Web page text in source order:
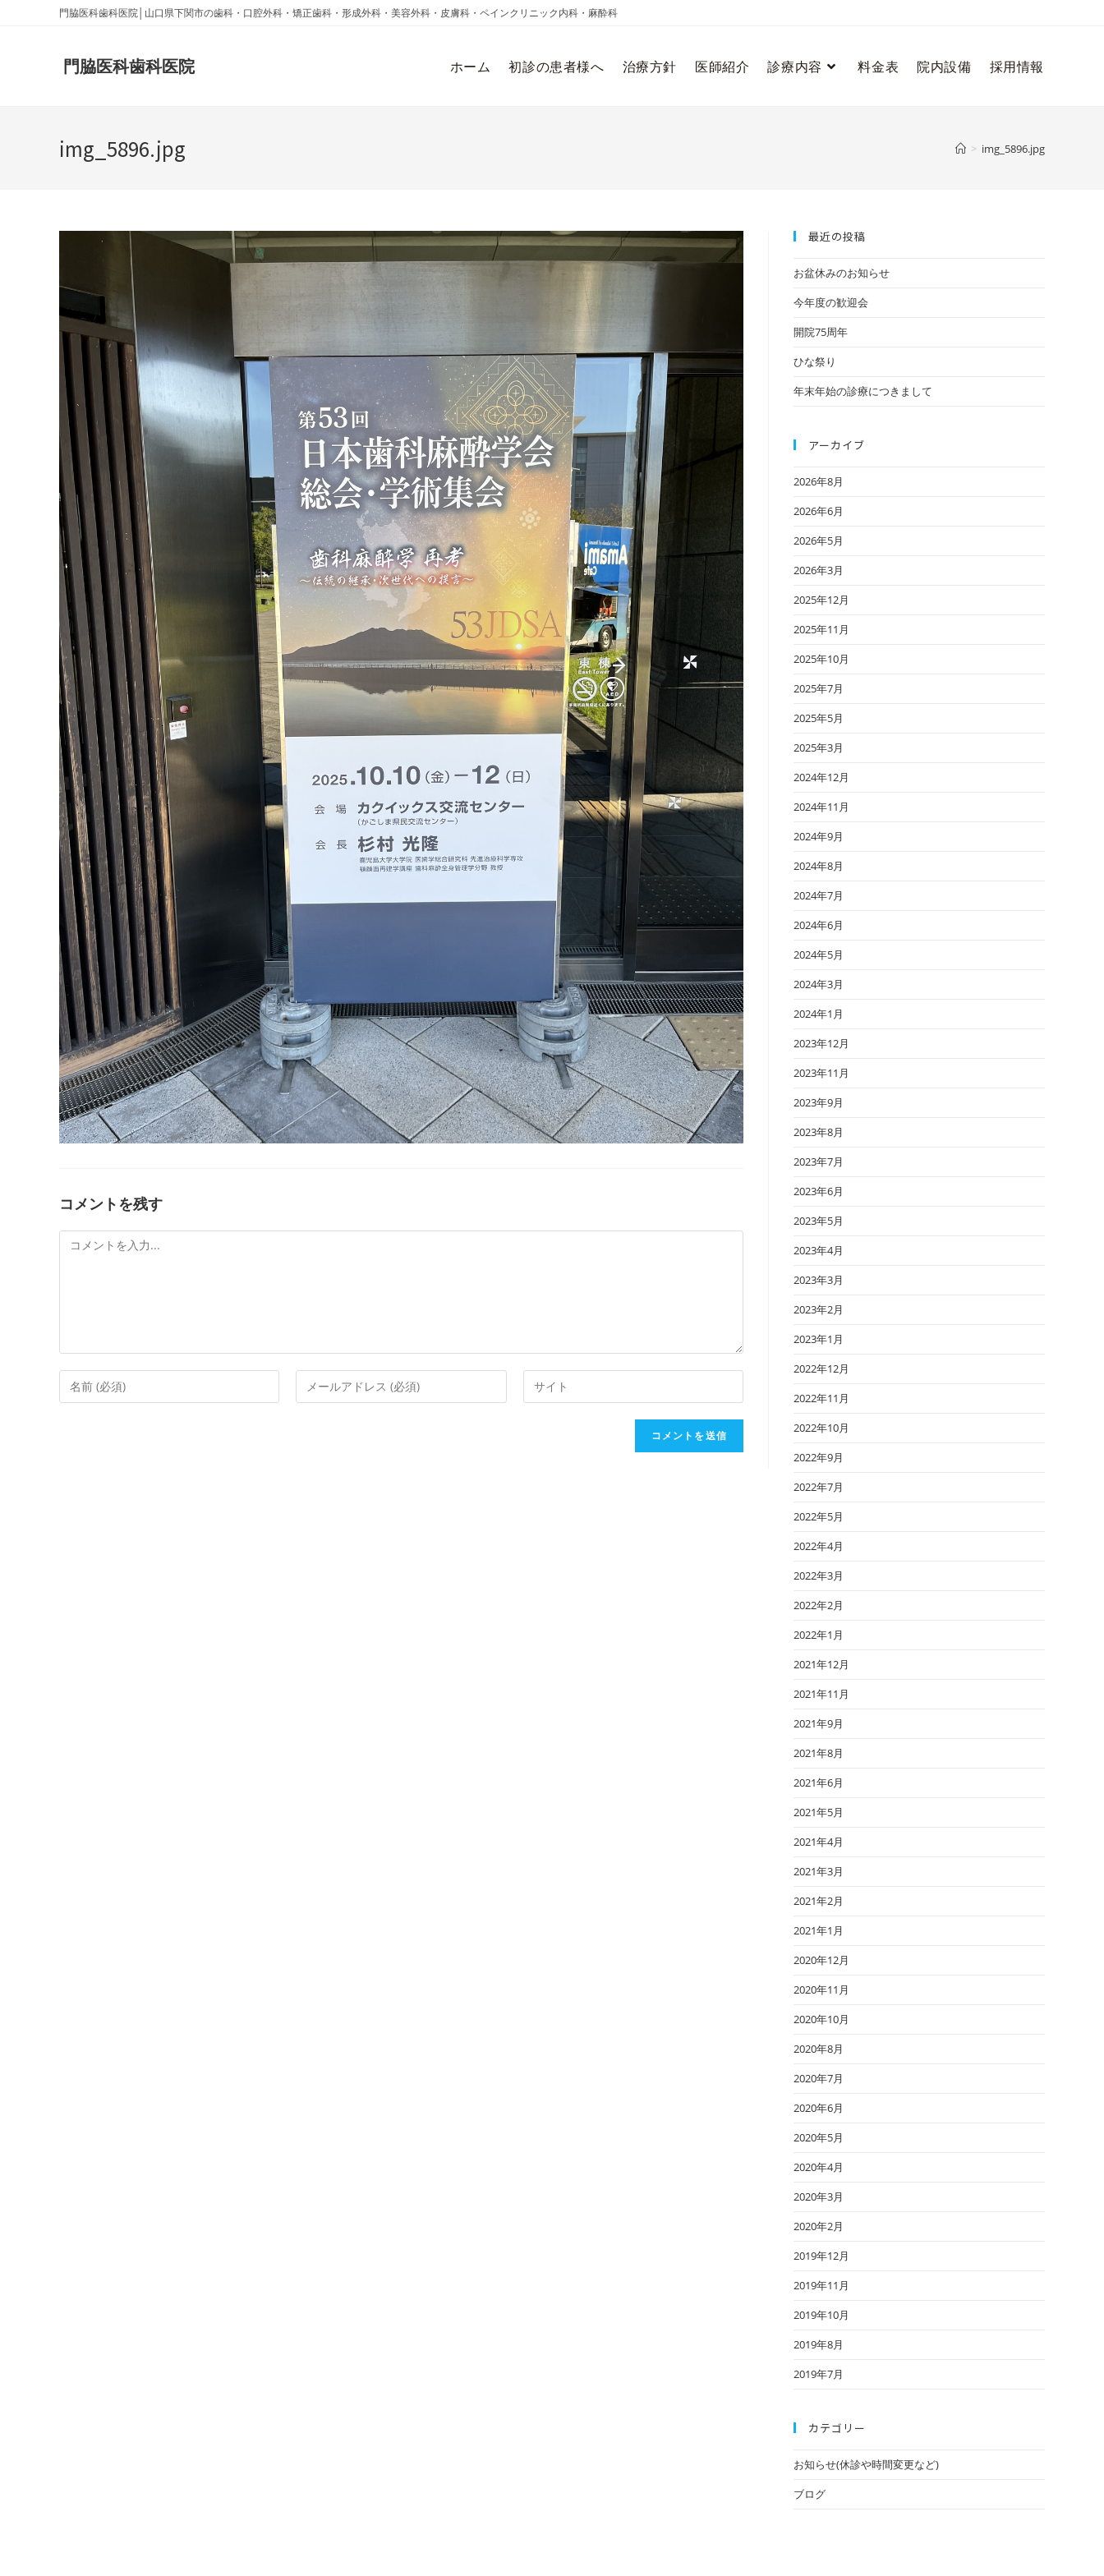
門脇医科歯科医院│山口県下関市の歯科・口腔外科・矯正歯科・形成外科・美容外科・皮膚科・ペインクリニック内科・麻酔科
門脇医科歯科医院 ホーム 初診の患者様へ 治療方針 医師紹介 診療内容 料金表 院内設備 採用情報
img_5896.jpg > img_5896.jpg
コメントを残す
最近の投稿
お盆休みのお知らせ
今年度の歓迎会
開院75周年
ひな祭り
年末年始の診療につきまして
アーカイブ
2026年8月
2026年6月
2026年5月
2026年3月
2025年12月
2025年11月
2025年10月
2025年7月
2025年5月
2025年3月
2024年12月
2024年11月
2024年9月
2024年8月
2024年7月
2024年6月
2024年5月
2024年3月
2024年1月
2023年12月
2023年11月
2023年9月
2023年8月
2023年7月
2023年6月
2023年5月
2023年4月
2023年3月
2023年2月
2023年1月
2022年12月
2022年11月
2022年10月
2022年9月
2022年7月
2022年5月
2022年4月
2022年3月
2022年2月
2022年1月
2021年12月
2021年11月
2021年9月
2021年8月
2021年6月
2021年5月
2021年4月
2021年3月
2021年2月
2021年1月
2020年12月
2020年11月
2020年10月
2020年8月
2020年7月
2020年6月
2020年5月
2020年4月
2020年3月
2020年2月
2019年12月
2019年11月
2019年10月
2019年8月
2019年7月
カテゴリー
お知らせ(休診や時間変更など)
ブログ